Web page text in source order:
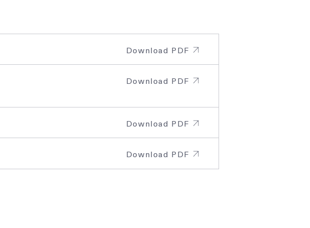
Download PDF
Download PDF
Download PDF
Download PDF